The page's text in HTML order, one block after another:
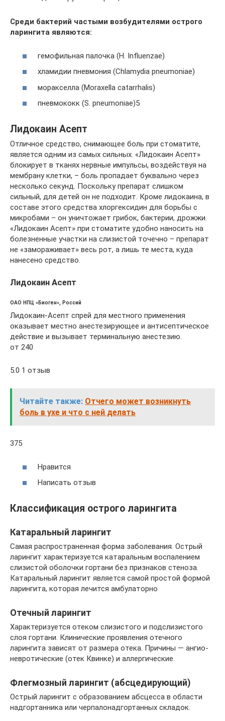
Среди бактерий частыми возбудителями острого
ларингита являются:
гемофильная палочка (H. Influenzae)
хламидии пневмония (Chlamydia pneumoniae)
моракселла (Moraxella catarrhalis)
пневмококк (S. pneumoniae)5
Лидокаин Асепт
Отличное средство, снимающее боль при стоматите,
является одним из самых сильных. «Лидокаин Асепт»
блокирует в тканях нервные импульсы, воздействуя на
мембрану клетки, – боль пропадает буквально через
несколько секунд. Поскольку препарат слишком
сильный, для детей он не подходит. Кроме лидокаина, в
составе этого средства хлоргексидин для борьбы с
микробами – он уничтожает грибок, бактерии, дрожжи.
«Лидокаин Асепт» при стоматите удобно наносить на
болезненные участки на слизистой точечно – препарат
не «замораживает» весь рот, а лишь те места, куда
нанесено средство.
Лидокаин Асепт
ОАО НПЦ «Биоген», Россий
Лидокаин-Асепт спрей для местного применения
оказывает местно анестезирующее и антисептическое
действие и вызывает терминальную анестезию.
от 240
5.0 1 отзыв
Читайте также: Отчего может возникнуть
боль в ухе и что с ней делать
375
Нравится
Написать отзыв
Классификация острого ларингита
Катаральный ларингит
Самая распространенная форма заболевания. Острый
ларингит характеризуется катаральным воспалением
слизистой оболочки гортани без признаков стеноза.
Катаральный ларингит является самой простой формой
ларингита, которая лечится амбулаторно
Отечный ларингит
Характеризуется отеком слизистого и подслизистого
слоя гортани. Клинические проявления отечного
ларингита зависят от размера отека. Причины — ангио-
невротические (отек Квинке) и аллергические.
Флегмозный ларингит (абсцедирующий)
Острый ларингит с образованием абсцесса в области
надгортанника или черпалонадгортанных складок.